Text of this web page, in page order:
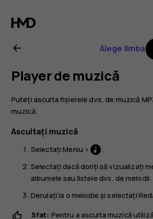
Ghid
de
utilizare
pentru
Nokia
3310
3G
Alege limba
Player de muzică
Puteți asculta fișierele dvs. de muzică
muzică.
Ascultați muzică
SelectațiMeniu >
.
Selectați dacă doriți să vizualizați
albumele sau listele dvs. de melodii.
Derulați la o melodie și selectați
Sfat: Pentru a asculta muzică